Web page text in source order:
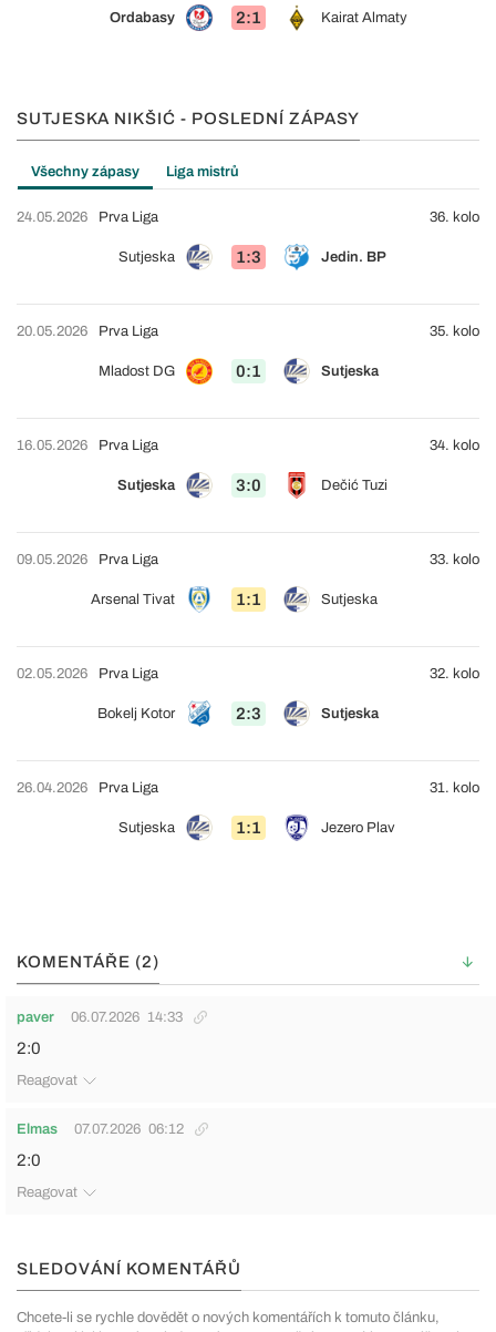
Ordabasy 2:1 Kairat Almaty
SUTJESKA NIKŠIĆ - POSLEDNÍ ZÁPASY
Všechny zápasy Liga mistrů
24.05.2026
Sutjeska 1:3 Jedin. BP
Prva Liga 36. kolo
20.05.2026
Mladost DG 0:1 Sutjeska
Prva Liga 35. kolo
16.05.2026
Sutjeska 3:0 Dečić Tuzi
Prva Liga 34. kolo
09.05.2026
Arsenal Tivat 1:1 Sutjeska
Prva Liga 33. kolo
02.05.2026
Bokelj Kotor 2:3 Sutjeska
Prva Liga 32. kolo
26.04.2026
Sutjeska 1:1 Jezero Plav
Prva Liga 31. kolo
KOMENTÁŘE (2)
paver 06.07.2026 14:33
2:0
Reagovat
Elmas 07.07.2026 06:12
2:0
Reagovat
SLEDOVÁNÍ KOMENTÁŘŮ
Chcete-li se rychle dovědět o nových komentářích k tomuto článku,